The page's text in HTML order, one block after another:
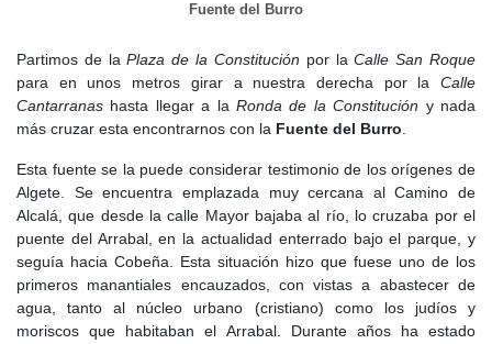
Fuente del Burro
Partimos de laPlaza de la Constitución por laCalle San Roque
para en unos metros girar a nuestra derecha por la Calle
Cantarranas hasta llegar a la Ronda de la Constitución y nada
más cruzar esta encontrarnos con la Fuente del Burro.
Esta fuente se la puede considerar testimonio de los orígenes de
Algete. Se encuentra emplazada muy cercana al Camino de
Alcalá, que desde la calle Mayor bajaba al río, lo cruzaba por el
puente del Arrabal, en la actualidad enterrado bajo el parque, y
seguía hacia Cobeña. Esta situación hizo que fuese uno de los
primeros manantiales encauzados, con vistas a abastecer de
agua, tanto al núcleo urbano (cristiano) como los judíos y
moriscos que habitaban el Arrabal. Durante años ha estado